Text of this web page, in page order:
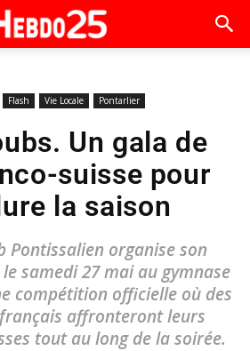
Flash Vie Locale Pontarlier
Un gala de
suisse pour
la saison
Pontissalien organise son
samedi 27 mai au gymnase
compétition officielle où des
affronteront leurs
tout au long de la soirée.